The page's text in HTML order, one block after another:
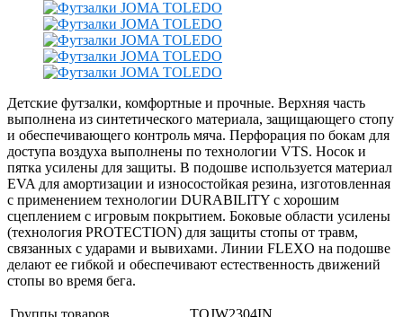
Детские футзалки, комфортные и прочные. Верхняя часть
выполнена из синтетического материала, защищающего стопу
и обеспечивающего контроль мяча. Перфорация по бокам для
доступа воздуха выполнены по технологии VTS. Носок и
пятка усилены для защиты. В подошве используется материал
EVA для амортизации и износостойкая резина, изготовленная
с применением технологии DURABILITY с хорошим
сцеплением с игровым покрытием. Боковые области усилены
(технология PROTECTION) для защиты стопы от травм,
связанных с ударами и вывихами. Линии FLEXO на подошве
делают ее гибкой и обеспечивают естественность движений
стопы во время бега.
Группы товаров
TOJW2304IN